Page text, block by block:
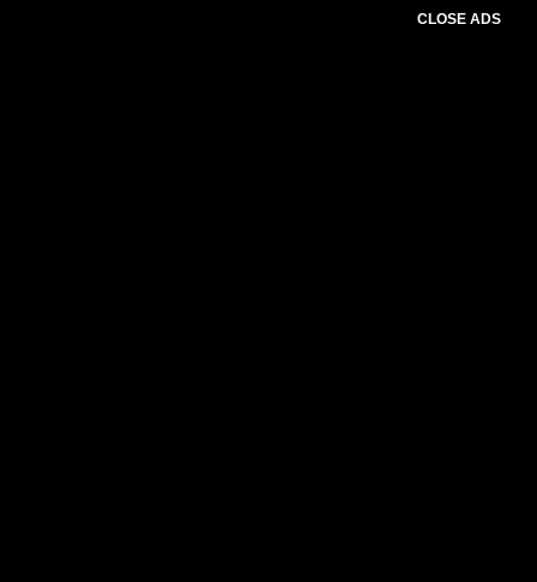
CLOSE ADS